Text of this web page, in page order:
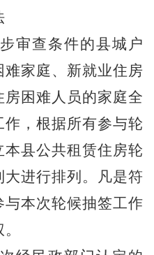
审查条件的县城户
家庭、新就业住房
困难人员的家庭全
，根据所有参与轮
县公共租赁住房轮
进行排列。凡是符
本次轮候抽签工作